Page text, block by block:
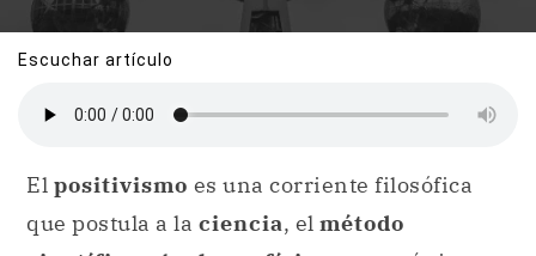
Escuchar artículo
El positivismo es una corriente filosófica
que postula a la ciencia, el método